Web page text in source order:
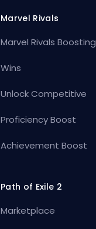
Marvel Rivals
Marvel Rivals Boosting
Wins
Unlock Competitive
Proficiency Boost
Achievement Boost
Path of Exile 2
Marketplace